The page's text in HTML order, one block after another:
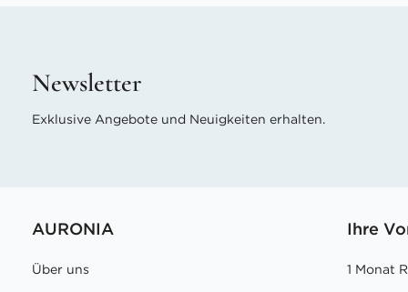
Newsletter
Exklusive Angebote und Neuigkeiten erhalten.
AURONIA
Über uns
Ihre
1 Monat